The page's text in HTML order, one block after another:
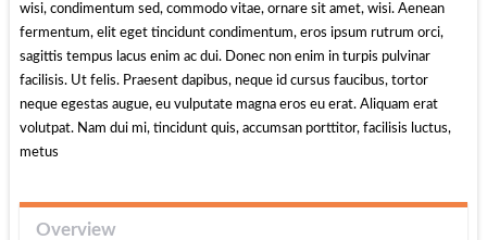
wisi, condimentum sed, commodo vitae, ornare sit amet, wisi. Aenean
fermentum, elit eget tincidunt condimentum, eros ipsum rutrum orci,
sagittis tempus lacus enim ac dui. Donec non enim in turpis pulvinar
facilisis. Ut felis. Praesent dapibus, neque id cursus faucibus, tortor
neque egestas augue, eu vulputate magna eros eu erat. Aliquam erat
volutpat. Nam dui mi, tincidunt quis, accumsan porttitor, facilisis luctus,
metus
Overview